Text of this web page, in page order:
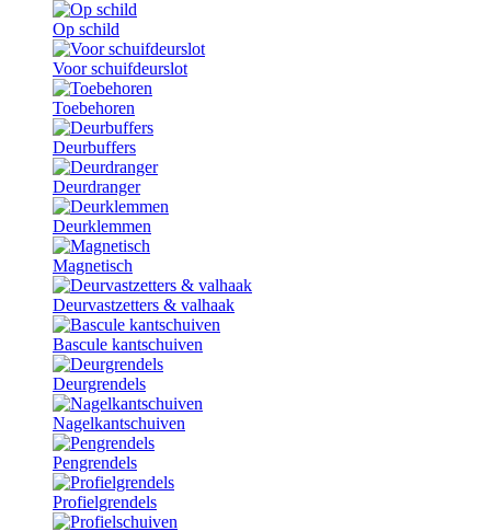
Op schild
Voor schuifdeurslot
Toebehoren
Deurbuffers
Deurdranger
Deurklemmen
Magnetisch
Deurvastzetters & valhaak
Bascule kantschuiven
Deurgrendels
Nagelkantschuiven
Pengrendels
Profielgrendels